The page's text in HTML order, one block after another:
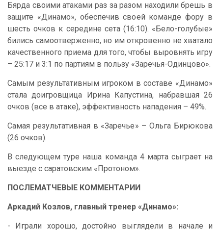
Бярда своими атаками раз за разом находили брешь в
защите «Динамо», обеспечив своей команде фору в
шесть очков к середине сета (16:10). «Бело-голубые»
бились самоотверженно, но им откровенно не хватало
качественного приема для того, чтобы выровнять игру
– 25:17 и 3:1 по партиям в пользу «Заречья-Одинцово».
Самым результативным игроком в составе «Динамо»
стала доигровщица Ирина Капустина, набравшая 26
очков (все в атаке), эффективность нападения – 49%.
Самая результативная в «Заречье» – Ольга Бирюкова
(26 очков).
В следующем туре наша команда 4 марта сыграет на
выезде с саратовским «Протоном».
ПОСЛЕМАТЧЕВЫЕ КОММЕНТАРИИ
Аркадий Козлов, главный тренер «Динамо»:
- Играли хорошо, достойно выглядели в начале и